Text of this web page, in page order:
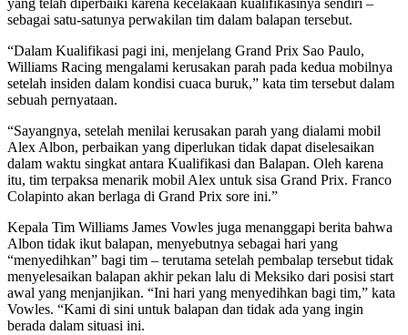
yang telah diperbaiki karena kecelakaan kualifikasinya sendiri –
sebagai satu-satunya perwakilan tim dalam balapan tersebut.
“Dalam Kualifikasi pagi ini, menjelang Grand Prix Sao Paulo,
Williams Racing mengalami kerusakan parah pada kedua mobilnya
setelah insiden dalam kondisi cuaca buruk,” kata tim tersebut dalam
sebuah pernyataan.
“Sayangnya, setelah menilai kerusakan parah yang dialami mobil
Alex Albon, perbaikan yang diperlukan tidak dapat diselesaikan
dalam waktu singkat antara Kualifikasi dan Balapan. Oleh karena
itu, tim terpaksa menarik mobil Alex untuk sisa Grand Prix. Franco
Colapinto akan berlaga di Grand Prix sore ini.”
Kepala Tim Williams James Vowles juga menanggapi berita bahwa
Albon tidak ikut balapan, menyebutnya sebagai hari yang
“menyedihkan” bagi tim – terutama setelah pembalap tersebut tidak
menyelesaikan balapan akhir pekan lalu di Meksiko dari posisi start
awal yang menjanjikan. “Ini hari yang menyedihkan bagi tim,” kata
Vowles. “Kami di sini untuk balapan dan tidak ada yang ingin
berada dalam situasi ini.